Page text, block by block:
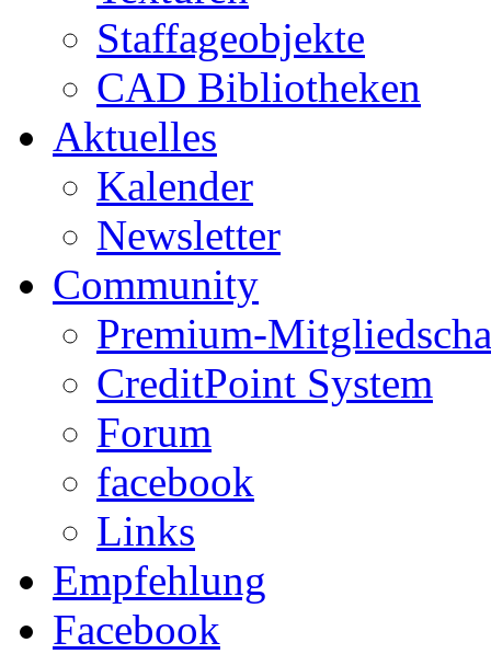
Staffageobjekte
CAD Bibliotheken
Aktuelles
Kalender
Newsletter
Community
Premium-
CreditPoint System
Forum
facebook
Links
Empfehlung
Facebook